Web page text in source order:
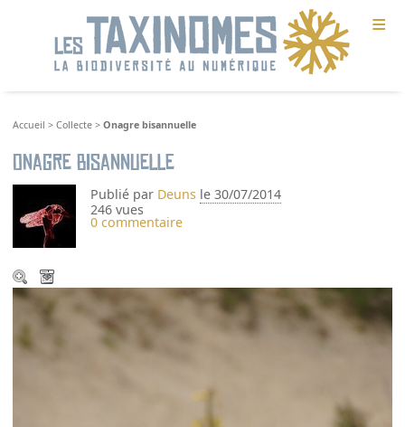
≡
Accueil >Collecte >Onagre bisannuelle
Onagre bisannuelle
Publié par Deuns le 30/07/2014
246 vues
0 commentaire